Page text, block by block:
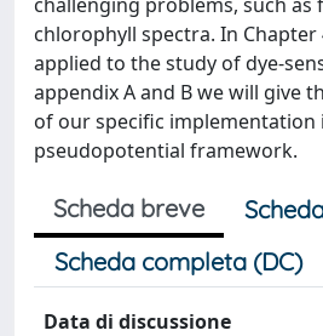
chlorophyll spectra. In
applied to the study of dye-
appendix A and B we will give
of our specific implementation
pseudopotential framework.
Scheda breve
Scheda completa (DC)
Data di discussione